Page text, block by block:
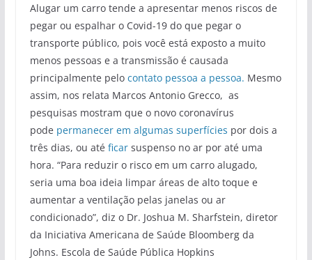
Alugar um carro tende a apresentar menos riscos de
pegar ou espalhar o Covid-19 do que pegar o
transporte público, pois você está exposto a muito
menos pessoas e a transmissão é causada
principalmente pelo contato pessoa a pessoa. Mesmo
assim, nos relata Marcos Antonio Grecco, as
pesquisas mostram que o novo coronavírus
pode permanecer em algumas superfícies por dois a
três dias, ou até ficarsuspenso no ar por até uma
hora. “Para reduzir o risco em um carro alugado,
seria uma boa ideia limpar áreas de alto toque e
aumentar a ventilação pelas janelas ou ar
condicionado”, diz o Dr. Joshua M. Sharfstein, diretor
da Iniciativa Americana de Saúde Bloomberg da
Johns. Escola de Saúde Pública Hopkins